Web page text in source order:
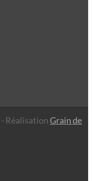
- Réalisation Grain de